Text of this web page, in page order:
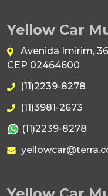
Yellow Car
Avenida Imirim,
CEP 02464600
(11)2239-8278
(11)3981-2673
(11)2239-8278